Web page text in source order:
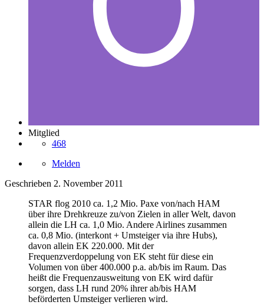
Mitglied
468
Melden
Geschrieben 2. November 2011
STAR flog 2010 ca. 1,2 Mio. Paxe von/nach HAM
über ihre Drehkreuze zu/von Zielen in aller Welt, davon
allein die LH ca. 1,0 Mio. Andere Airlines zusammen
ca. 0,8 Mio. (interkont + Umsteiger via ihre Hubs),
davon allein EK 220.000. Mit der
Frequenzverdoppelung von EK steht für diese ein
Volumen von über 400.000 p.a. ab/bis im Raum. Das
heißt die Frequenzausweitung von EK wird dafür
sorgen, dass LH rund 20% ihrer ab/bis HAM
beförderten Umsteiger verlieren wird.